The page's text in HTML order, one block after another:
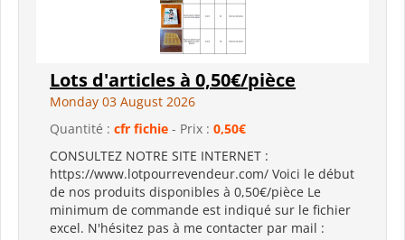
Lots d'articles à 0,50€/pièce
Monday 03 August 2026
Quantité : cfr fichie - Prix : 0,50€
CONSULTEZ NOTRE SITE INTERNET :
https://www.lotpourrevendeur.com/ Voici le début
de nos produits disponibles à 0,50€/pièce Le
minimum de commande est indiqué sur le fichier
excel. N'hésitez pas à me contacter par mail :